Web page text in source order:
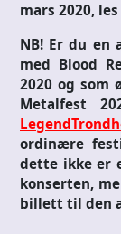
mars 2020,
NB! Er du en
med Blood
2020 og som
Metalfest
ordinære
dette ikke er
konserten,
billett til den